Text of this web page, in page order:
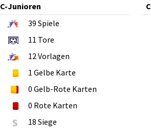
C-Junioren
39 Spiele
11 Tore
12Vorlagen
1 Gelbe Karte
0 Gelb-Rote Karten
0 Rote Karten
S 18 Siege